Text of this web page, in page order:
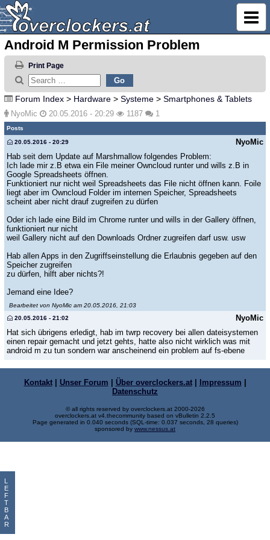
Android M Permission Problem
Print Page
Forum Index > Hardware > Systeme > Smartphones & Tablets
NyoMic 20.05.2016 - 20:29 1187 1
Posts
NyoMic
20.05.2016 - 20:29
Hab seit dem Update auf Marshmallow folgendes Problem:
Ich lade mir z.B etwa ein File meiner Owncloud runter und wills z.B in
Google Spreadsheets öffnen.
Funktioniert nur nicht weil Spreadsheets das File nicht öffnen kann. Foile
liegt aber im Owncloud Folder im internen Speicher, Spreadsheets
scheint aber nicht drauf zugreifen zu dürfen
Oder ich lade eine Bild im Chrome runter und wills in der Gallery öffnen,
funktioniert nur nicht
weil Gallery nicht auf den Downloads Ordner zugreifen darf usw. usw
Hab allen Apps in den Zugriffseinstellung die Erlaubnis gegeben auf den
Speicher zugreifen
zu dürfen, hilft aber nichts?!
Jemand eine Idee?
Bearbeitet von NyoMic am 20.05.2016, 21:03
NyoMic
20.05.2016 - 21:02
Hat sich übrigens erledigt, hab im twrp recovery bei allen dateisystemen
einen repair gemacht und jetzt gehts, hatte also nicht wirklich was mit
android m zu tun sondern war anscheinend ein problem auf fs-ebene
L
E
F
T
B
A
R
Kontakt| Unser Forum Über overclockers.at| Impressum
Datenschutz
© all rights reserved by overclockers.at 2000-2026
overclockers.at v4.thecommunity based on vBulletin 2.2.5
Page generated in 0.040 seconds (SQL-time: 0.037 seconds, 28 queries)
sponsored by www.nessus.at